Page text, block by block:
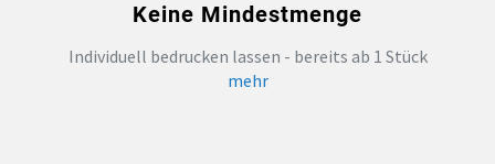
FOTOTASSEN UND MEHR
Keine Mindestmenge
Individuell bedrucken lassen - bereits ab 1 Stück
mehr